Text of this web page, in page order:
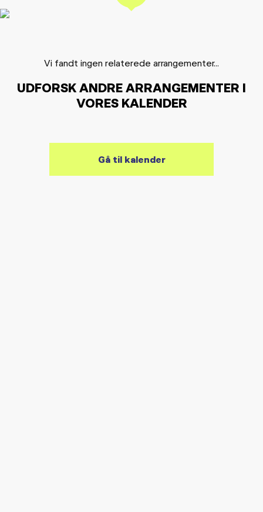
Vi fandt ingen relaterede arrangementer...
UDFORSK ANDRE ARRANGEMENTER I
VORES KALENDER
Gå til kalender